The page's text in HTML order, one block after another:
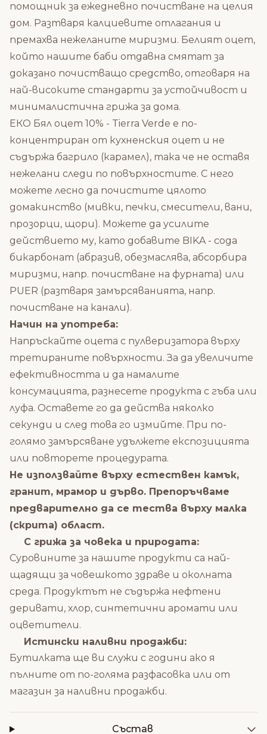
помощник за ежедневно почистване на целия
дом. Разтваря калциевите отлагания и
премахва нежеланите миризми. Белият оцет,
който нашите баби отдавна смятат за
доказано почистващо средство, отговаря на
най-високите стандарти за устойчивост и
минималистична грижа за дома.
ЕКО Бял оцет 10% - Tierra Verde е по-
концентриран от кухненския оцет и не
съдържа багрило (карамел), така че не оставя
нежелани следи по повърхностите. С него
можете лесно да почистите цялото
домакинство (мивки, печки, смесители, вани,
прозорци, щори). Можете да усилите
действието му, като добавите BIKA - сода
бикарбонат (абразив, обезмаслява, абсорбира
миризми, напр. почистване на фурната) или
PUER (разтваря замърсяванията, напр.
почистване на канали).
Начин на употреба:
Напръскайте оцета с пулверизатора върху
третираните повърхности. За да увеличите
ефективността и да намалите
консумацията, разнесете продукта с гъба или
луфа. Оставете го да действа няколко
секунди и след това го измийте. При по-
голямо замърсяване удължете експозицията
или повторете процедурата.
Не използвайте върху естествен камък,
гранит, мрамор и дърво. Препоръчваме
предварително да се тества върху малка
(скрита) област.
С грижа за човека и природата:
Суровините за нашите продукти са най-
щадящи за човешкото здраве и околната
среда. Продуктът не съдържа нефтени
деривати, хлор, синтетични аромати или
оцветители.
Истински наливни продажби:
Бутилката ще ви служи с години ако я
пълните от по-голяма разфасовка или от
магазин за наливни продажби.
Състав